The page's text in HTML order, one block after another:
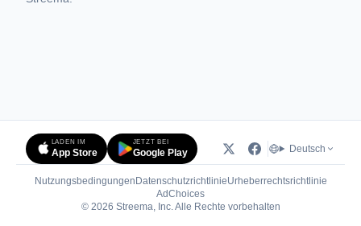
LADEN IM
App Store
JETZT BEI
Google Play Deutsch
Nutzungsbedingungen DatenschutzrichtlinieUrheberrechtsrichtlinie
AdChoices(öffnet in neuem Tab)
© 2026 Streema, Inc. Alle Rechte vorbehalten